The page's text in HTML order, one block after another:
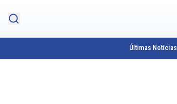
Últimas Notícias